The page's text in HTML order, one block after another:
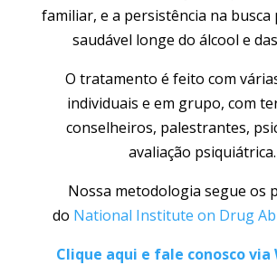
familiar, e a persistência na busca
saudável longe do álcool e
O tratamento é feito com
individuais e em grupo, com
conselheiros, palestrantes,
avaliação psiquiátrica.
Nossa metodologia segue os
do National Institute on Drug
Clique aqui e fale conosco via